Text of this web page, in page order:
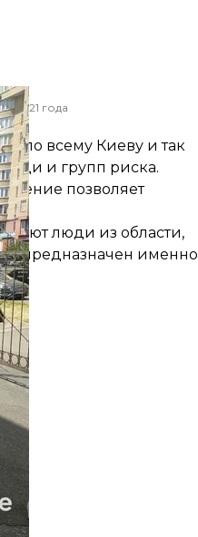
2021 года
по всему Киеву и так
и групп риска.
позволяет
люди из области,
он предназначен именно